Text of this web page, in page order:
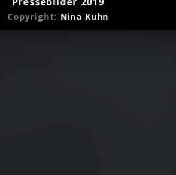
Copyright: Nina Kuhn